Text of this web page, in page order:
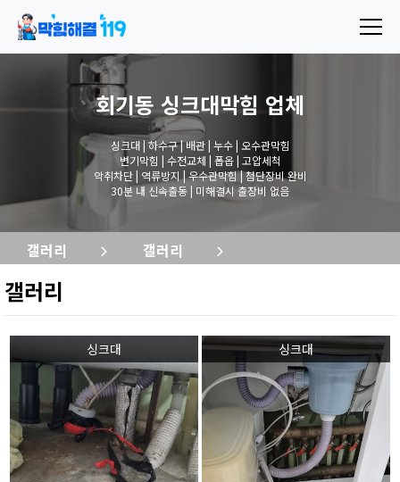
회기동 싱크대막힘 업체
싱크대 | 하수구 | 배관 | 누수 | 오수관막힘
변기막힘 | 수전교체 | 폽옵 | 고압세척
악취차단 | 역류방지 | 우수관막힘 | 첨단장비 완비
30분 내 신속출동 | 미해결시 출장비 없음
갤러리 갤러리
갤러리
싱크대 싱크대